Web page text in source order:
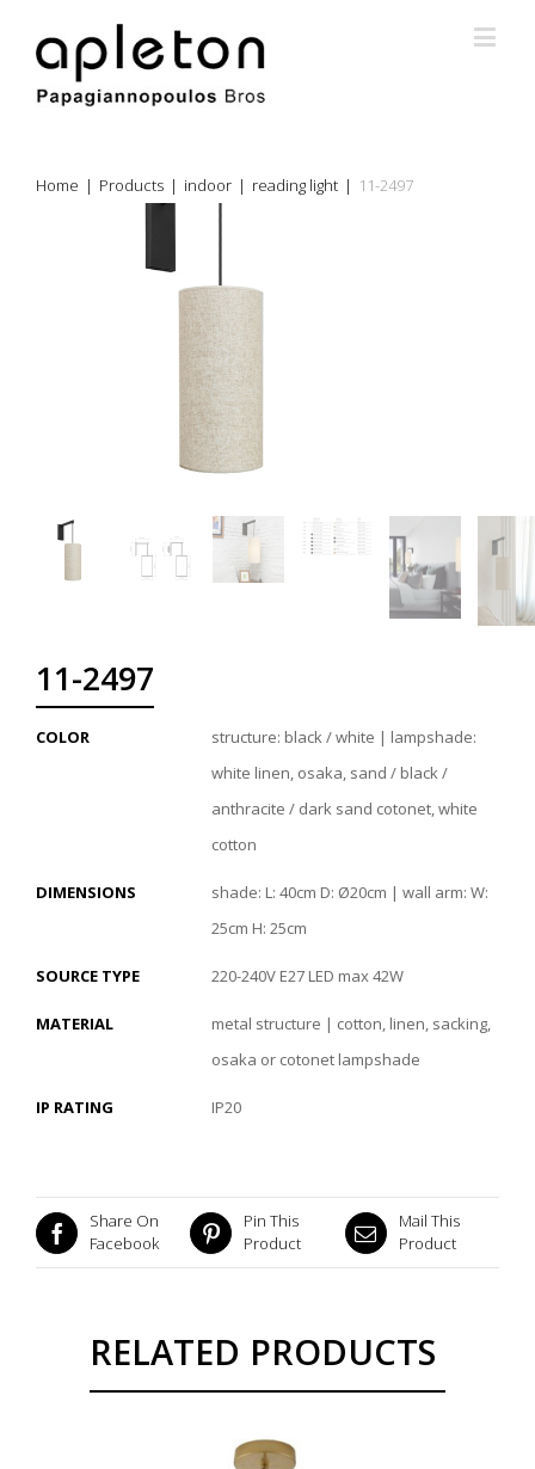
Home | Products | indoor | reading light | 11-2497
11-2497
COLOR
structure: black / white | lampshade:
white linen, osaka, sand / black /
anthracite / dark sand cotonet, white
cotton
DIMENSIONS
shade: L: 40cm D: Ø20cm | wall arm: W:
25cm H: 25cm
SOURCE TYPE 220-240V E27 LED max 42W
MATERIAL
metal structure | cotton, linen, sacking,
osaka or cotonet lampshade
IP RATING IP20
Share On
Facebook
Pin This
Product
Mail This
Product
RELATED PRODUCTS